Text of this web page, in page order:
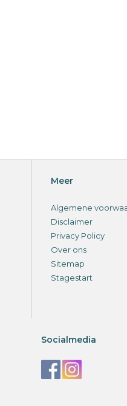
Meer
Algemene
Disclaimer
Privacy Policy
Over ons
Sitemap
Stagestart
Socialmedia